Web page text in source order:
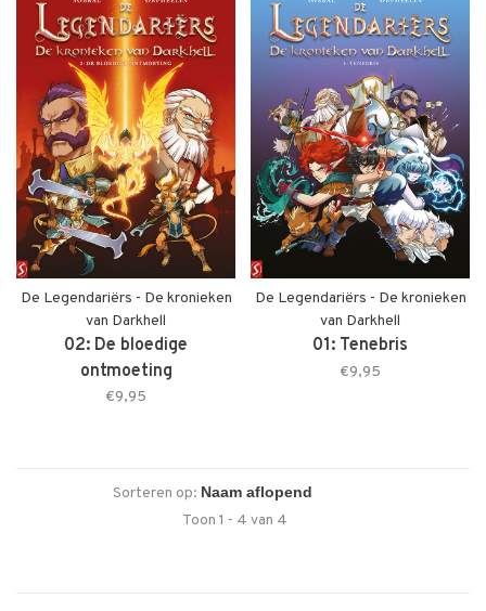
De Legendariërs - De kronieken
van Darkhell
02: De bloedige
ontmoeting
€9,95
De Legendariërs - De kronieken
van Darkhell
01: Tenebris
€9,95
Sorteren op:
Toon 1 - 4 van 4